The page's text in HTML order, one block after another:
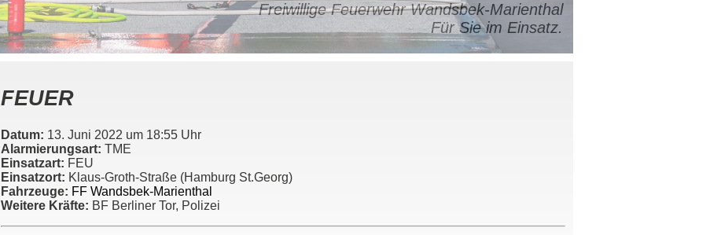
Freiwillige Feuerwehr Wandsbek-Marienthal
Für Sie im Einsatz.
FEUER
Datum: 13. Juni 2022 um 18:55 Uhr
Alarmierungsart: TME
Einsatzart: FEU
Einsatzort: Klaus-Groth-Straße (Hamburg St.Georg)
Fahrzeuge: FF Wandsbek-Marienthal
Weitere Kräfte: BF Berliner Tor, Polizei